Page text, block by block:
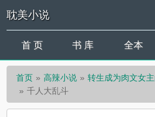
耽美小说
首 页 书 库 全本
首页 高辣小说
转生成为肉文女
千人大乱斗